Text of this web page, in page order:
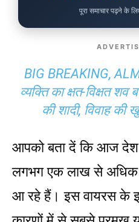
पूरा समाचार पढ़ने के
BIG BREAKING,
व्यक्ति का क्ष​त-विक्षत शव
की शादी, विवाह की
आपको बता दें कि आज देश
लगभग एक लाख से अधिक
आ रहे हैं। इस वायरस के